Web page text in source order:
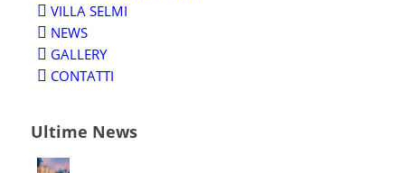
VILLA SELMI
NEWS
GALLERY
CONTATTI
Ultime News